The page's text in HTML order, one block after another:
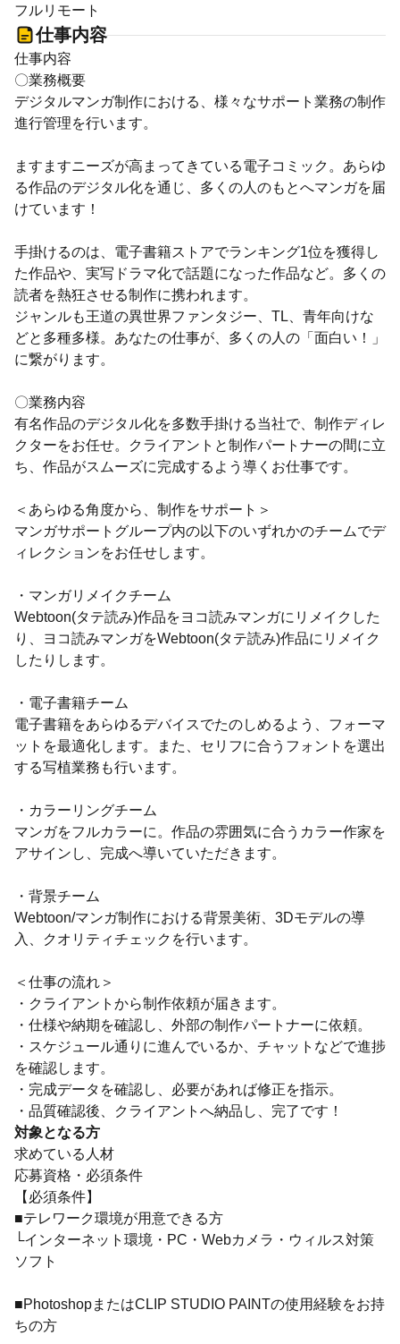
フルリモート
仕事内容
仕事内容
〇業務概要
デジタルマンガ制作における、様々なサポート業務の制作
進行管理を行います。
ますますニーズが高まってきている電子コミック。あらゆ
る作品のデジタル化を通じ、多くの人のもとへマンガを届
けています！
手掛けるのは、電子書籍ストアでランキング1位を獲得し
た作品や、実写ドラマ化で話題になった作品など。多くの
読者を熱狂させる制作に携われます。
ジャンルも王道の異世界ファンタジー、TL、青年向けな
どと多種多様。あなたの仕事が、多くの人の「面白い！」
に繋がります。
〇業務内容
有名作品のデジタル化を多数手掛ける当社で、制作ディレ
クターをお任せ。クライアントと制作パートナーの間に立
ち、作品がスムーズに完成するよう導くお仕事です。
＜あらゆる角度から、制作をサポート＞
マンガサポートグループ内の以下のいずれかのチームでデ
ィレクションをお任せします。
・マンガリメイクチーム
Webtoon(タテ読み)作品をヨコ読みマンガにリメイクした
り、ヨコ読みマンガをWebtoon(タテ読み)作品にリメイク
したりします。
・電子書籍チーム
電子書籍をあらゆるデバイスでたのしめるよう、フォーマ
ットを最適化します。また、セリフに合うフォントを選出
する写植業務も行います。
・カラーリングチーム
マンガをフルカラーに。作品の雰囲気に合うカラー作家を
アサインし、完成へ導いていただきます。
・背景チーム
Webtoon/マンガ制作における背景美術、3Dモデルの導
入、クオリティチェックを行います。
＜仕事の流れ＞
・クライアントから制作依頼が届きます。
・仕様や納期を確認し、外部の制作パートナーに依頼。
・スケジュール通りに進んでいるか、チャットなどで進捗
を確認します。
・完成データを確認し、必要があれば修正を指示。
・品質確認後、クライアントへ納品し、完了です！
対象となる方
求めている人材
応募資格・必須条件
【必須条件】
■テレワーク環境が用意できる方
└インターネット環境・PC・Webカメラ・ウィルス対策
ソフト
■PhotoshopまたはCLIP STUDIO PAINTの使用経験をお持
ちの方